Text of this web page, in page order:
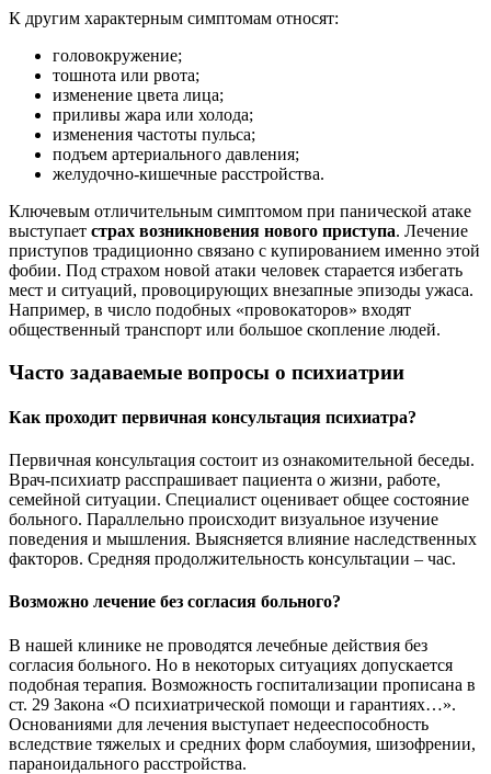
К другим характерным симптомам относят:
головокружение;
тошнота или рвота;
изменение цвета лица;
приливы жара или холода;
изменения частоты пульса;
подъем артериального давления;
желудочно-кишечные расстройства.
Ключевым отличительным симптомом при панической атаке
выступает страх возникновения нового приступа. Лечение
приступов традиционно связано с купированием именно этой
фобии. Под страхом новой атаки человек старается избегать
мест и ситуаций, провоцирующих внезапные эпизоды ужаса.
Например, в число подобных «провокаторов» входят
общественный транспорт или большое скопление людей.
Часто задаваемые вопросы о психиатрии
Как проходит первичная консультация психиатра?
Первичная консультация состоит из ознакомительной беседы.
Врач-психиатр расспрашивает пациента о жизни, работе,
семейной ситуации. Специалист оценивает общее состояние
больного. Параллельно происходит визуальное изучение
поведения и мышления. Выясняется влияние наследственных
факторов. Средняя продолжительность консультации – час.
Возможно лечение без согласия больного?
В нашей клинике не проводятся лечебные действия без
согласия больного. Но в некоторых ситуациях допускается
подобная терапия. Возможность госпитализации прописана в
ст. 29 Закона «О психиатрической помощи и гарантиях…».
Основаниями для лечения выступает недееспособность
вследствие тяжелых и средних форм слабоумия, шизофрении,
параноидального расстройства.